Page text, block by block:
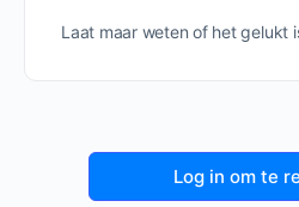
Laat maar weten of het gelukt
Log in om te